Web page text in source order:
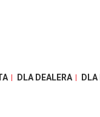
DLA DEALERA